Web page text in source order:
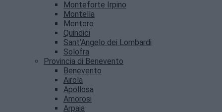
Monteforte Irpino
Montella
Montoro
Quindici
Sant’Angelo dei Lombardi
Solofra
Provincia di Benevento
Benevento
Airola
Apollosa
Amorosi
Arpaia